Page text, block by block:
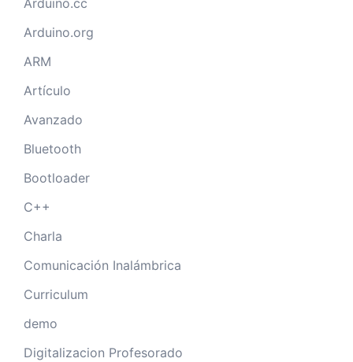
Arduino.org
ARM
Artículo
Avanzado
Bluetooth
Bootloader
C++
Charla
Comunicación Inalámbrica
Curriculum
demo
Digitalizacion Profesorado